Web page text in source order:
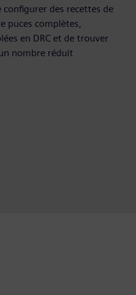
des recettes de
puces complètes,
en DRC et de trouver
nombre réduit